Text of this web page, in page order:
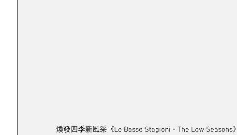
煥發四季新風采《Le Basse Stagioni - The Low Seasons